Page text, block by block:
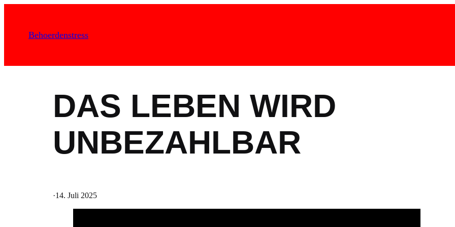
springenBehoerdenstress
DAS LEBEN WIRD
UNBEZAHLBAR
·14. Juli 2025